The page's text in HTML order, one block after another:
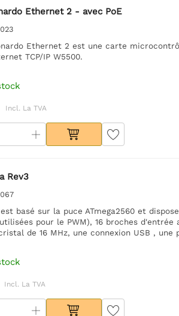
Ethernet 2 - avec PoE
Ethernet 2 est une carte
TCP/IP W5500.
Incl. La TVA
Rev3
basé sur la puce ATmega2560 et
pour le PWM), 16 broches
de 16 MHz, une connexion USB ,
Incl. La TVA